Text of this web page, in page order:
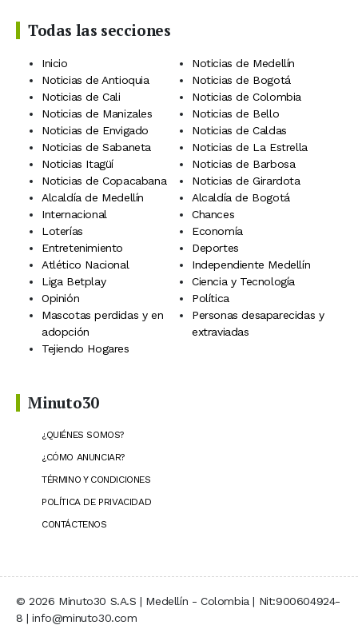
Todas las secciones
Inicio
Noticias de Medellín
Noticias de Antioquia
Noticias de Bogotá
Noticias de Cali
Noticias de Colombia
Noticias de Manizales
Noticias de Bello
Noticias de Envigado
Noticias de Caldas
Noticias de Sabaneta
Noticias de La Estrella
Noticias Itagüí
Noticias de Barbosa
Noticias de Copacabana
Noticias de Girardota
Alcaldía de Medellín
Alcaldía de Bogotá
Internacional
Chances
Loterías
Economía
Entretenimiento
Deportes
Atlético Nacional
Independiente Medellín
Liga Betplay
Ciencia y Tecnología
Opinión
Política
Mascotas perdidas y en
adopción
Personas desaparecidas y
extraviadas
Tejiendo Hogares
Minuto30
¿QUIÉNES SOMOS?
¿CÓMO ANUNCIAR?
TÉRMINO Y CONDICIONES
POLÍTICA DE PRIVACIDAD
CONTÁCTENOS
© 2026 Minuto30 S.A.S | Medellín - Colombia | Nit:900604924-
8 | info@minuto30.com